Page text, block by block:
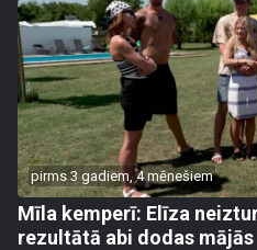
pirms 3 gadiem, 4 mēnešiem
Mīla kemperī: Elīza
rezultātā abi dodas mājās